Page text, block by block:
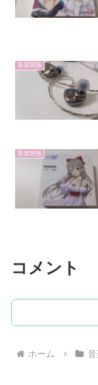
音楽関係
音楽関係
コメント
ホーム